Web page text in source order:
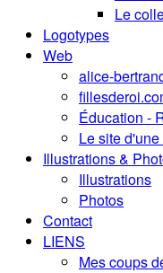
Le
Logotypes
Web
alice-
Éducation -
Le site
Illustrations &
Illustrations
Photos
Contact
LIENS
Mes coups